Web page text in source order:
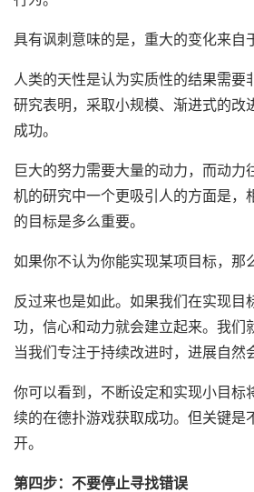
具有讽刺意味的是，重大的变化来自
人类的天性是认为实质性的结果需要
研究表明，采取小规模、渐进式的改
成功。
巨大的努力需要大量的动力，而动力
机的研究中一个更吸引人的方面是，
的目标是多么重要。
如果你不认为你能实现某项目标，那
反过来也是如此。如果我们在实现目
功，信心和动力就会建立起来。我们
当我们专注于持续改进时，进展自然
你可以看到，不断设定和实现小目标
续的在德扑游戏获取成功。但关键是
开。
第四步：不要停止寻找错误